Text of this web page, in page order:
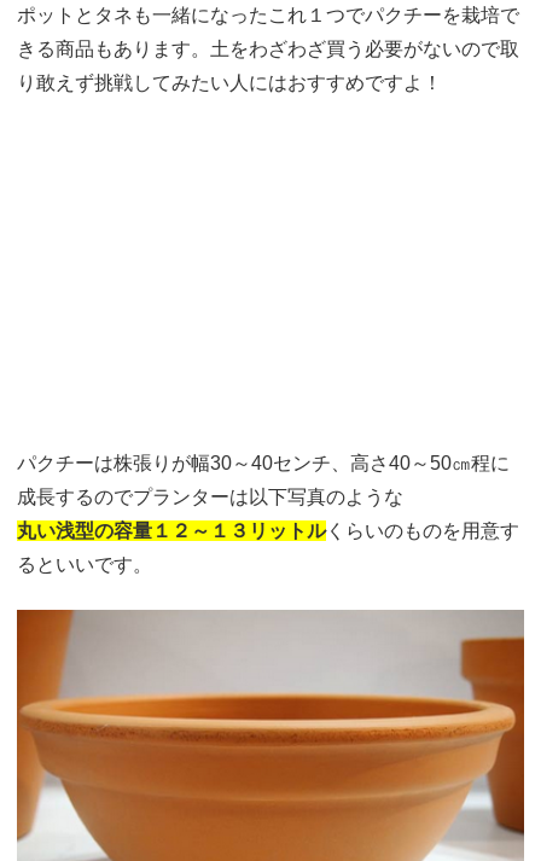
ポットとタネも一緒になったこれ１つでパクチーを栽培で
きる商品もあります。土をわざわざ買う必要がないので取
り敢えず挑戦してみたい人にはおすすめですよ！
パクチーは株張りが幅30～40センチ、高さ40～50㎝程に
成長するのでプランターは以下写真のような
丸い浅型の容量１２～１３リットルくらいのものを用意す
るといいです。